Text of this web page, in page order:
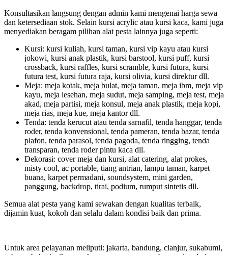
Konsultasikan langsung dengan admin kami mengenai harga sewa
dan ketersediaan stok. Selain kursi acrylic atau kursi kaca, kami juga
menyediakan beragam pilihan alat pesta lainnya juga seperti:
Kursi: kursi kuliah, kursi taman, kursi vip kayu atau kursi
jokowi, kursi anak plastik, kursi barstool, kursi puff, kursi
crossback, kursi raffles, kursi scramble, kursi futura, kursi
futura test, kursi futura raja, kursi olivia, kursi direktur dll.
Meja: meja kotak, meja bulat, meja taman, meja ibm, meja vip
kayu, meja lesehan, meja sudut, meja samping, meja test, meja
akad, meja partisi, meja konsul, meja anak plastik, meja kopi,
meja rias, meja kue, meja kantor dll.
Tenda: tenda kerucut atau tenda sarnafil, tenda hanggar, tenda
roder, tenda konvensional, tenda pameran, tenda bazar, tenda
plafon, tenda parasol, tenda pagoda, tenda ringging, tenda
transparan, tenda roder pintu kaca dll.
Dekorasi: cover meja dan kursi, alat catering, alat prokes,
misty cool, ac portable, tiang antrian, lampu taman, karpet
buana, karpet permadani, soundsystem, mini garden,
panggung, backdrop, tirai, podium, rumput sintetis dll.
Semua alat pesta yang kami sewakan dengan kualitas terbaik,
dijamin kuat, kokoh dan selalu dalam kondisi baik dan prima.
Untuk area pelayanan meliputi: jakarta, bandung, cianjur, sukabumi,